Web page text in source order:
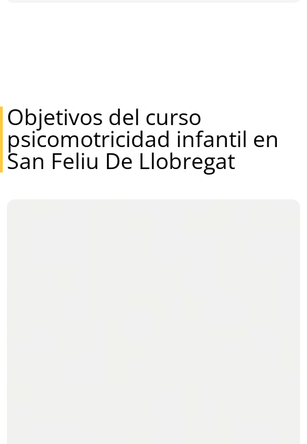
Objetivos del curso
psicomotricidad infantil en
San Feliu De Llobregat